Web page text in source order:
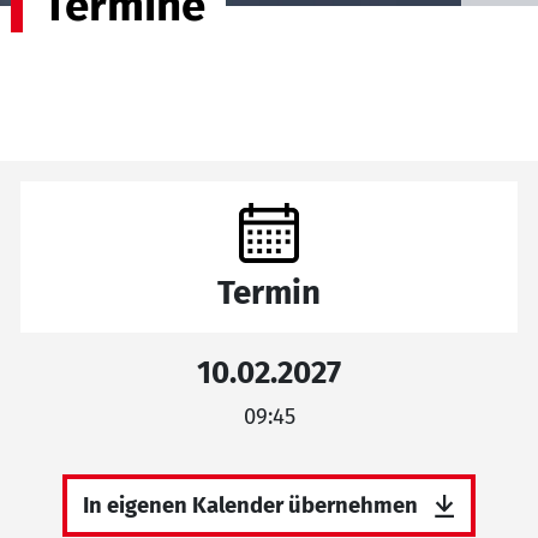
Termin
10.02.2027
09:45
In eigenen Kalender übernehmen